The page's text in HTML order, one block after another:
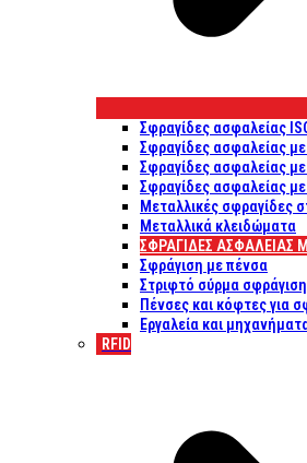
Σφραγίδες ασφαλείας
Σφραγίδες ασφαλείας
Σφραγίδες ασφαλείας
Σφραγίδες ασφαλείας
Μεταλλικές σφραγίδες
Μεταλλικά κλειδώματα
ΣΦΡΑΓΊΔΕΣ ΑΣΦΑΛΕΊΑΣ
Σφράγιση με πένσα
Στριφτό σύρμα
Πένσες και κόφτες για
Εργαλεία και
RFID